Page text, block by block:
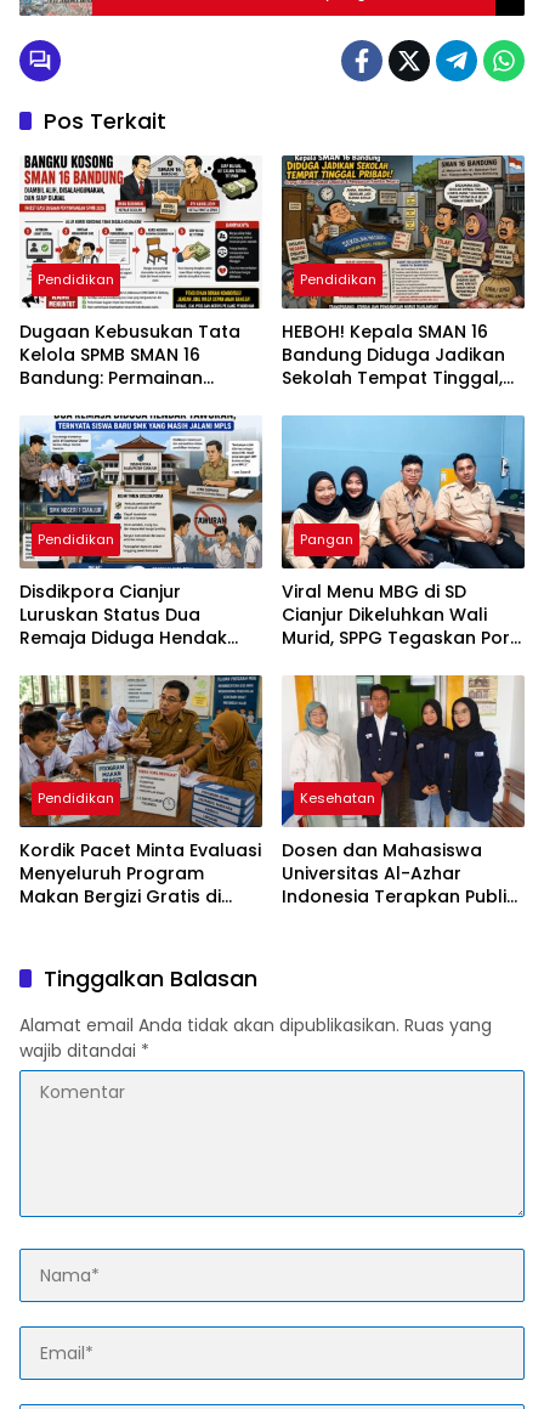
Pos Terkait
Pendidikan
Dugaan Kebusukan Tata
Kelola SPMB SMAN 16
Bandung: Permainan
Kosong Dipertanyakan
Pendidikan
HEBOH! Kepala SMAN 16
Bandung Diduga Jadikan
Sekolah Tempat Tinggal,
Legalitas dan Penggunaan
Pendidikan
Disdikpora Cianjur
Luruskan Status Dua
Remaja Diduga Hendak
Baru SMK yang Masih
Jalani MPLS
Pangan
Viral Menu MBG di SD
Cianjur Dikeluhkan Wali
Murid, SPPG Tegaskan Porsi
Gizi
Pendidikan
Kordik Pacet Minta Evaluasi
Menyeluruh Program
Makan Bergizi Gratis di
Sorotan
Kesehatan
Dosen dan Mahasiswa
Universitas Al-Azhar
Indonesia Terapkan Public
Tinggalkan Balasan
Alamat email Anda tidak akan dipublikasikan. Ruas yang
wajib ditandai *